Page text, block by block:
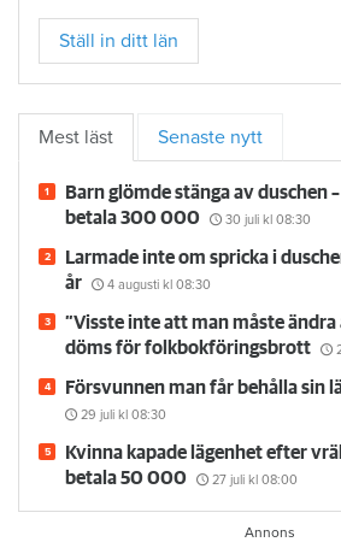
Ställ in ditt län
Mest läst Senaste nytt
Barn glömde stänga av duschen
betala 300 000
30 juli kl 08:30
Larmade inte om spricka i
år
4 augusti kl 08:30
”Visste inte att man måste ändra
döms för folkbokföringsbrott
Försvunnen man får behålla sin
29 juli kl 08:30
Kvinna kapade lägenhet efter
betala 50 000
27 juli kl 08:00